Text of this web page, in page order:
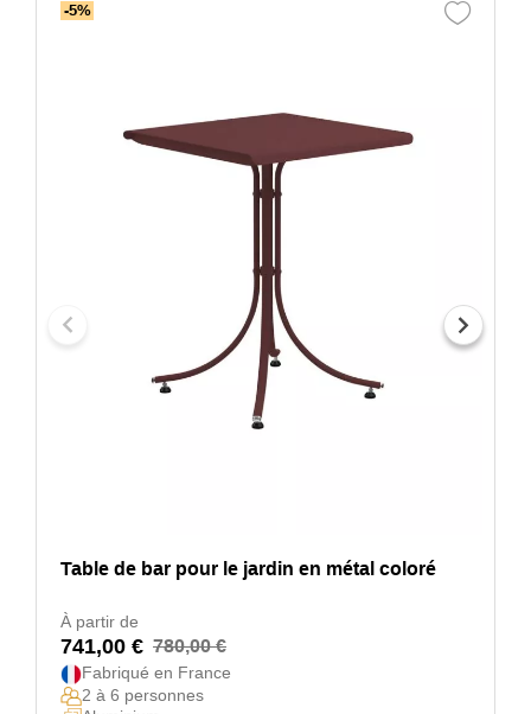
-5%
Table de bar pour le jardin en métal coloré
À partir de
741,00 € 780,00 €
Fabriqué en France
2 à 6 personnes